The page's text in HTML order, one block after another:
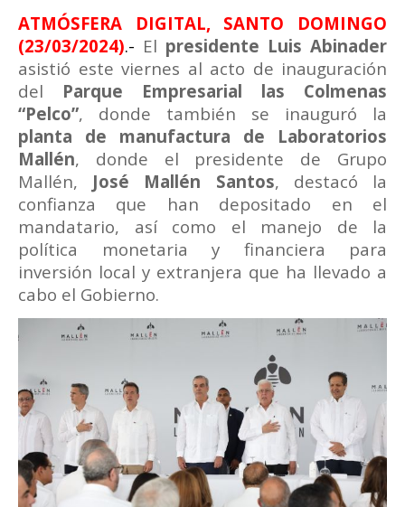
ATMÓSFERA DIGITAL, SANTO DOMINGO
(23/03/2024).- El presidente Luis Abinader
asistió este viernes al acto de inauguración
del Parque Empresarial las Colmenas
“Pelco”, donde también se inauguró la
planta de manufactura de Laboratorios
Mallén, donde el presidente de Grupo
Mallén, José Mallén Santos, destacó la
confianza que han depositado en el
mandatario, así como el manejo de la
política monetaria y financiera para
inversión local y extranjera que ha llevado a
cabo el Gobierno.